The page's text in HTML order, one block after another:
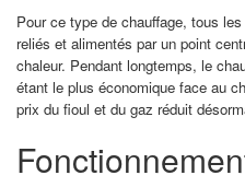
Pour ce type de chauffage, tous
reliés et alimentés par un point
chaleur. Pendant longtemps, le
étant le plus économique face au
prix du fioul et du gaz réduit